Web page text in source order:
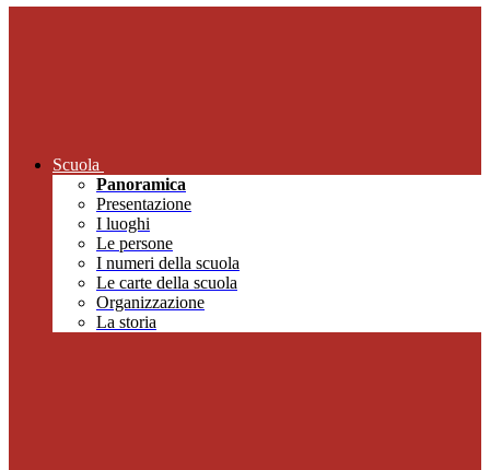
Scuola
Panoramica
Presentazione
I luoghi
Le persone
I numeri della scuola
Le carte della scuola
Organizzazione
La storia